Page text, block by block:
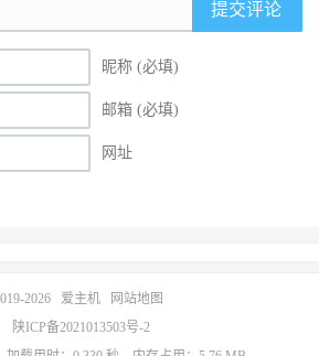
提交评论
昵称 (必填)
邮箱 (必填)
网址
2026 爱主机
网站地图
陕ICP备2021013503号-2